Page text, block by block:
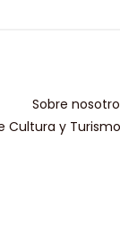
Sobre
Cultura y